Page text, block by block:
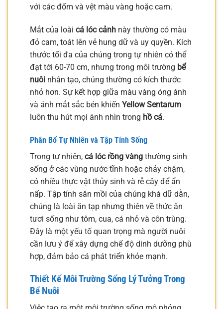
với các đốm và vệt màu vàng hoặc cam.
Mắt của loài cá lóc cảnh này thường có màu
đỏ cam, toát lên vẻ hung dữ và uy quyền. Kích
thước tối đa của chúng trong tự nhiên có thể
đạt tới 60-70 cm, nhưng trong môi trường bể
nuôi nhân tạo, chúng thường có kích thước
nhỏ hơn. Sự kết hợp giữa màu vàng óng ánh
và ánh mắt sắc bén khiến Yellow Sentarum
luôn thu hút mọi ánh nhìn trong hồ cá.
Phân Bố Tự Nhiên và Tập Tính Sống
Trong tự nhiên, cá lóc rồng vàng thường sinh
sống ở các vùng nước tĩnh hoặc chảy chậm,
có nhiều thực vật thủy sinh và rễ cây để ẩn
nấp. Tập tính săn mồi của chúng khá dữ dằn,
chúng là loài ăn tạp nhưng thiên về thức ăn
tươi sống như tôm, cua, cá nhỏ và côn trùng.
Đây là một yếu tố quan trọng mà người nuôi
cần lưu ý để xây dựng chế độ dinh dưỡng phù
hợp, đảm bảo cá phát triển khỏe mạnh.
Thiết Kế Môi Trường Sống Lý Tưởng Trong
Bể Nuôi